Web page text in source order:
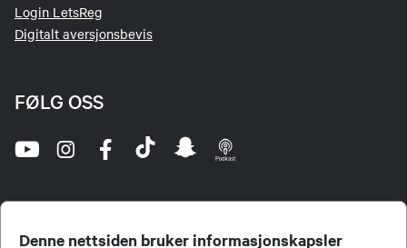
Denne nettsiden bruker informasjonskapsler
Login LetsReg
Digitalt aversjonsbevis
FØLG OSS